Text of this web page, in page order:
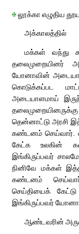
✠லூக்கா எழுதிய
அக்காலத்தில்
மக்கள் வந்து
தலைமுறையினர்
யோனாவின்
கொடுக்கப்பட
அடையாளமாய்
தென்னாட்டு அரசி
கண்டனம் செய்வார்.
கேட்க உலகின்
இங்கிருப்பவர்
நினிவே மக்கள்
கண்டனம்
செய்தியைக்
இங்கிருப்பவர்
ஆண்டவரின்